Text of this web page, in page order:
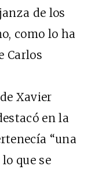
de los
como lo ha
Carlos
de Xavier
en la
“una
que se